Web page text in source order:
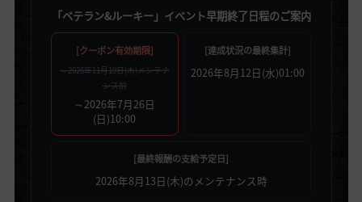
「ベテラン&ルーキー」イベント早期終了日程のご案内
[クーポン有効期限]
～2026年11月19日(木)メンテナ
ンス前
～2026年7月26日
(日)10:00
[達成状況の最終集計]
2026年8月12日(水)01:00
[最終報酬の支給予定日]
2026年8月13日(木)のメンテナンス時